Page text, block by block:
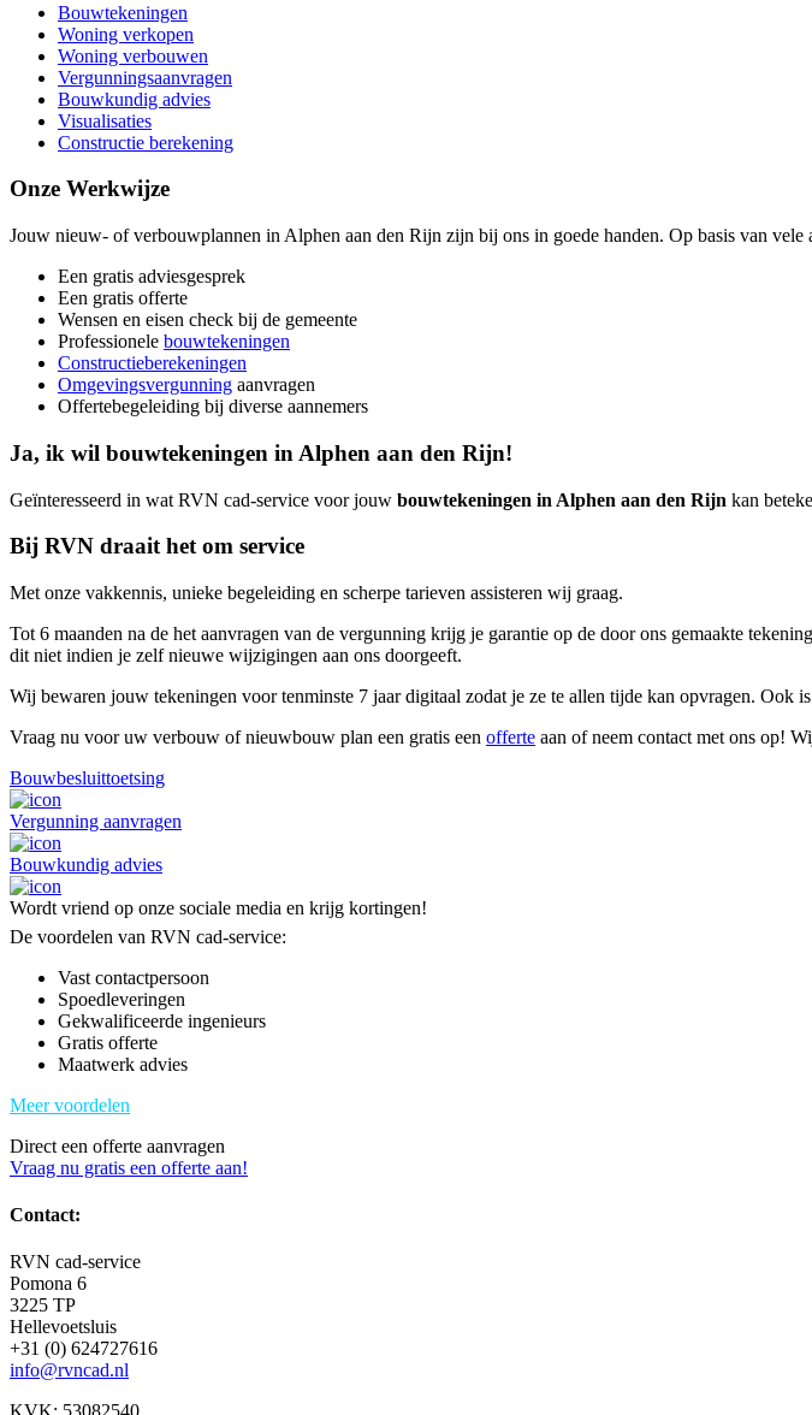
Bouwtekeningen
Woning verkopen
Woning verbouwen
Vergunningsaanvragen
Bouwkundig advies
Visualisaties
Constructie berekening
Onze Werkwijze
Jouw nieuw- of verbouwplannen in Alphen aan den Rijn zijn bij ons in goede handen. Op basis van
Een gratis adviesgesprek
Een gratis offerte
Wensen en eisen check bij de gemeente
Professionele bouwtekeningen
Constructieberekeningen
Omgevingsvergunning aanvragen
Offertebegeleiding bij diverse aannemers
Ja, ik wil bouwtekeningen in Alphen aan den Rijn!
Geïnteresseerd in wat RVN cad-service voor jouw bouwtekeningen in Alphen aan den Rijn kan
Bij RVN draait het om service
Met onze vakkennis, unieke begeleiding en scherpe tarieven assisteren wij graag.
Tot 6 maanden na de het aanvragen van de vergunning krijg je garantie op de door ons gemaakte
dit niet indien je zelf nieuwe wijzigingen aan ons doorgeeft.
Wij bewaren jouw tekeningen voor tenminste 7 jaar digitaal zodat je ze te allen tijde kan opvragen. Ook
Vraag nu voor uw verbouw of nieuwbouw plan een gratis een offerte aan of neem contact met ons op!
Bouwbesluittoetsing
Vergunning aanvragen
Bouwkundig advies
Wordt vriend op onze sociale media en krijg kortingen!
De voordelen van RVN cad-service:
Vast contactpersoon
Spoedleveringen
Gekwalificeerde ingenieurs
Gratis offerte
Maatwerk advies
Meer voordelen
Direct een offerte aanvragen
Vraag nu gratis een offerte aan!
Contact:
RVN cad-service
Pomona 6
3225 TP
Hellevoetsluis
+31 (0) 624727616
info@rvncad.nl